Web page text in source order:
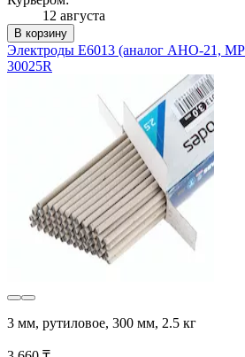
12 августа
В корзину
Электроды E6013 (аналог АНО-21,
30025R
3 мм, рутиловое, 300 мм, 2.5 кг